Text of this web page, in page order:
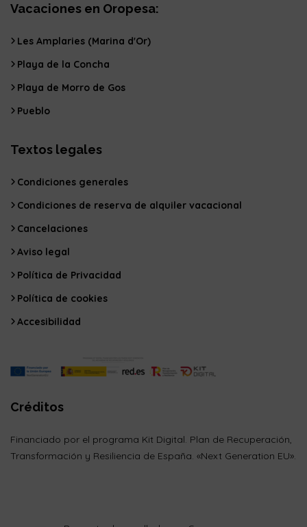
Vacaciones en Oropesa:
Les Amplaries (Marina d'Or)
Playa de la Concha
Playa de Morro de Gos
Pueblo
Textos legales
Condiciones generales
Condiciones de reserva de alquiler vacacional
Cancelaciones
Aviso legal
Política de Privacidad
Política de cookies
Accesibilidad
Créditos
Financiado por el programa Kit Digital. Plan de Recuperación,
Transformación y Resiliencia de España. «Next Generation EU».